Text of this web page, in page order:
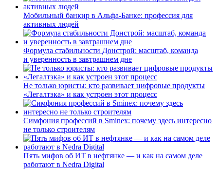
Мобильный банкир в Альфа-Банке: профессия для
активных людей
Формула стабильности Донстрой: масштаб, команда
и уверенность в завтрашнем дне
Не только юристы: кто развивает цифровые продукты
«Легалтэка» и как устроен этот процесс
Симфония профессий в Sminex: почему здесь интересно
не только строителям
Пять мифов об ИТ в нефтянке — и как на самом деле
работают в Nedra Digital